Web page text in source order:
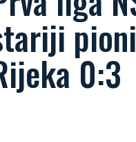
0:3